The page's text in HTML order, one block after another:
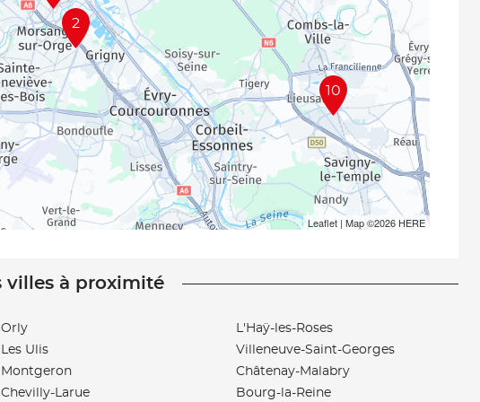
10
2
Leaflet| Map ©2026 HERE
villes à proximité
Orly
Les Ulis
Montgeron
Chevilly-Larue
L'Haÿ-les-Roses
Villeneuve-Saint-Georges
Châtenay-Malabry
Bourg-la-Reine